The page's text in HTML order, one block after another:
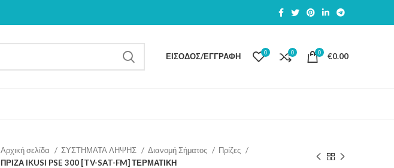
ΕΊΣΟΔΟΣ/ΕΓΓΡΑΦΉ 0 0 0 €0.00
Αρχική σελίδα ΣΥΣΤΗΜΑΤΑ ΛΗΨΗΣ Διανομή Σήματος
Πρίζες
ΠΡΙΖΑ IKUSI PSE 300 [TV-SAT-FM] ΤΕΡΜΑΤΙΚΗ